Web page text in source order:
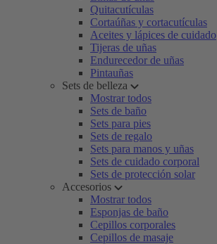
Quitacutículas
Cortaúñas y cortacutículas
Aceites y lápices de cuidado
Tijeras de uñas
Endurecedor de uñas
Pintauñas
Sets de belleza
Mostrar todos
Sets de baño
Sets para pies
Sets de regalo
Sets para manos y uñas
Sets de cuidado corporal
Sets de protección solar
Accesorios
Mostrar todos
Esponjas de baño
Cepillos corporales
Cepillos de masaje